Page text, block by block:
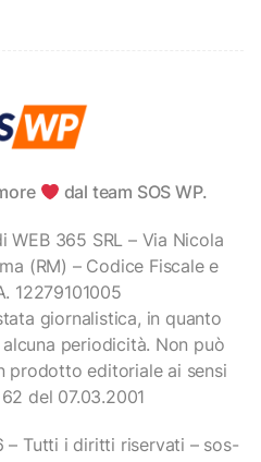
dal team SOS WP.
365 SRL – Via Nicola
(RM) – Codice Fiscale e
12279101005
giornalistica, in quanto
periodicità. Non può
prodotto editoriale ai sensi
del 07.03.2001
Tutti i diritti riservati – sos-